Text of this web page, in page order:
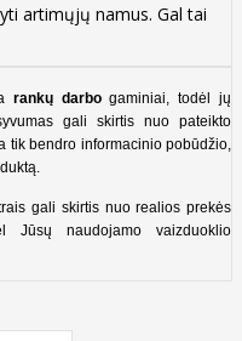
artimųjų namus. Gal tai
rankų darbogaminiai, todėl jų
gali skirtis nuo pateikto
tik bendro informacinio pobūdžio,
gali skirtis nuo realios prekės
Jūsų naudojamo vaizduoklio